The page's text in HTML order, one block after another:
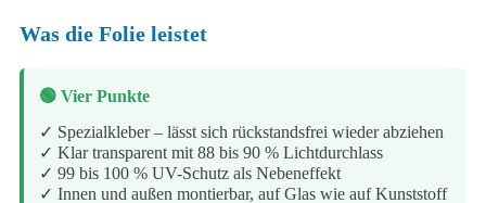
Was die Folie leistet
🟢 Vier Punkte
✓ Spezialkleber – lässt sich rückstandsfrei wieder abziehen
✓ Klar transparent mit 88 bis 90 % Lichtdurchlass
✓ 99 bis 100 % UV-Schutz als Nebeneffekt
✓ Innen und außen montierbar, auf Glas wie auf Kunststoff